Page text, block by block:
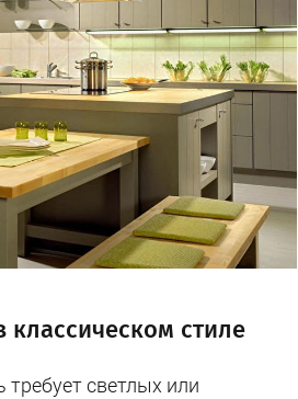
классическом стиле
требует светлых или